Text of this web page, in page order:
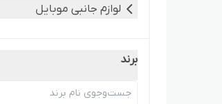
لوازم جانبی موبایل
برند